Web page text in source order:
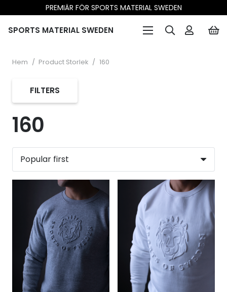
PREMIÄR FÖR SPORTS MATERIAL SWEDEN
SPORTS MATERIAL SWEDEN
Hem / Product Storlek / 160
160
FILTERS